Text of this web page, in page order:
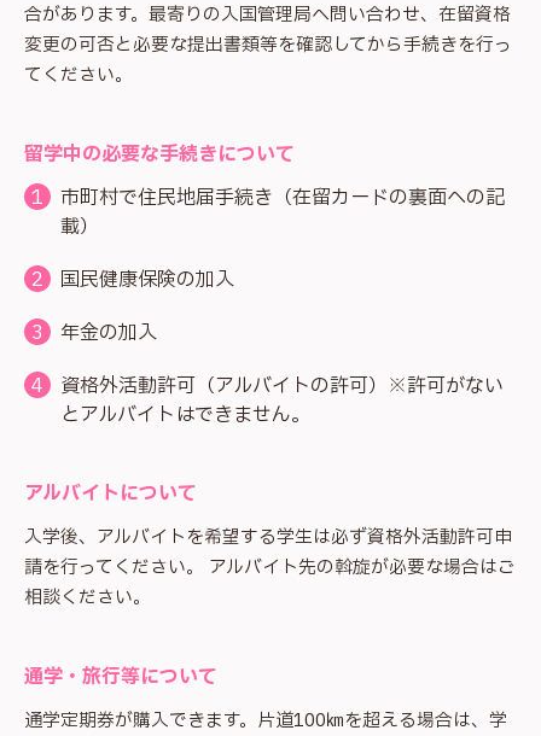
合があります。最寄りの入国管理局へ問い合わせ、在留資格
変更の可否と必要な提出書類等を確認してから手続きを行っ
てください。
留学中の必要な手続きについて
市町村で住民地届手続き（在留カードの裏面への記
載）
国民健康保険の加入
年金の加入
資格外活動許可（アルバイトの許可）※許可がない
とアルバイトはできません。
アルバイトについて
入学後、アルバイトを希望する学生は必ず資格外活動許可申
請を行ってください。 アルバイト先の斡旋が必要な場合はご
相談ください。
通学・旅行等について
通学定期券が購入できます。片道100㎞を超える場合は、学